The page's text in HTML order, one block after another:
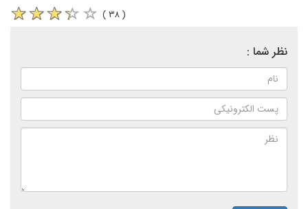
( ۳۸ )
نظر شما :